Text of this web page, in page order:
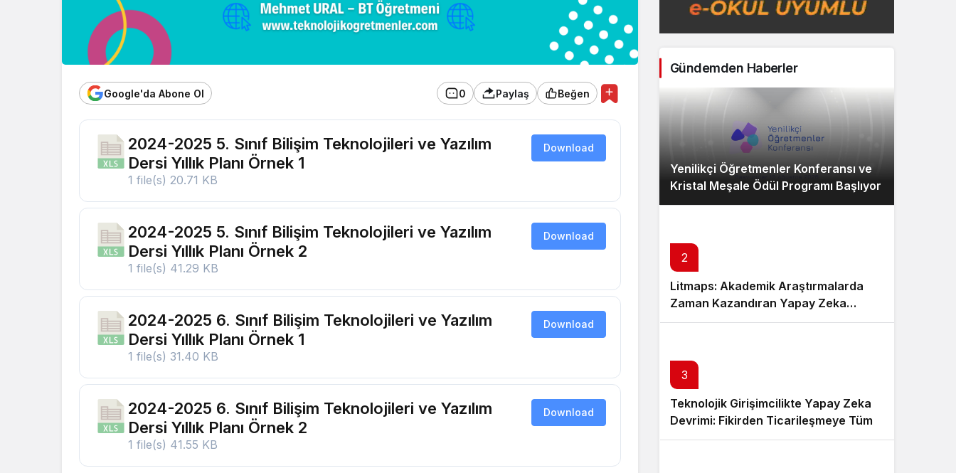
Google'da Abone Ol 0 Paylaş Beğen
2024-2025 5. Sınıf Bilişim Teknolojileri ve Yazılım
Dersi Yıllık Planı Örnek 1
1 file(s) 20.71 KB
Download
2024-2025 5. Sınıf Bilişim Teknolojileri ve Yazılım
Dersi Yıllık Planı Örnek 2
1 file(s) 41.29 KB
Download
2024-2025 6. Sınıf Bilişim Teknolojileri ve Yazılım
Dersi Yıllık Planı Örnek 1
1 file(s) 31.40 KB
Download
2024-2025 6. Sınıf Bilişim Teknolojileri ve Yazılım
Dersi Yıllık Planı Örnek 2
1 file(s) 41.55 KB
Download
Gündemden Haberler
Yenilikçi Öğretmenler Konferansı ve
Kristal Meşale Ödül Programı Başlıyor
2
Litmaps: Akademik Araştırmalarda
Zaman Kazandıran Yapay Zeka…
3
Teknolojik Girişimcilikte Yapay Zeka
Devrimi: Fikirden Ticarileşmeye Tüm
Süreç